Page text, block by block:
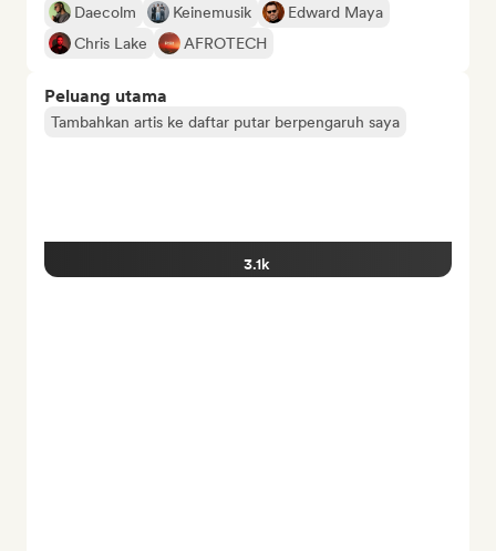
Daecolm
Keinemusik
Edward Maya
Chris Lake
AFROTECH
Peluang utama
Tambahkan artis ke daftar putar berpengaruh saya
3.1k